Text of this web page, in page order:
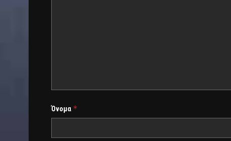
Όνομα *